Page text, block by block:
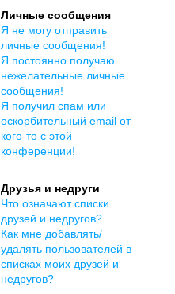
Личные сообщения
Я не могу отправить
личные сообщения!
Я постоянно получаю
нежелательные личные
сообщения!
Я получил спам или
оскорбительный email от
кого-то с этой
конференции!
Друзья и недруги
Что означают списки
друзей и недругов?
Как мне добавлять/
удалять пользователей в
списках моих друзей и
недругов?